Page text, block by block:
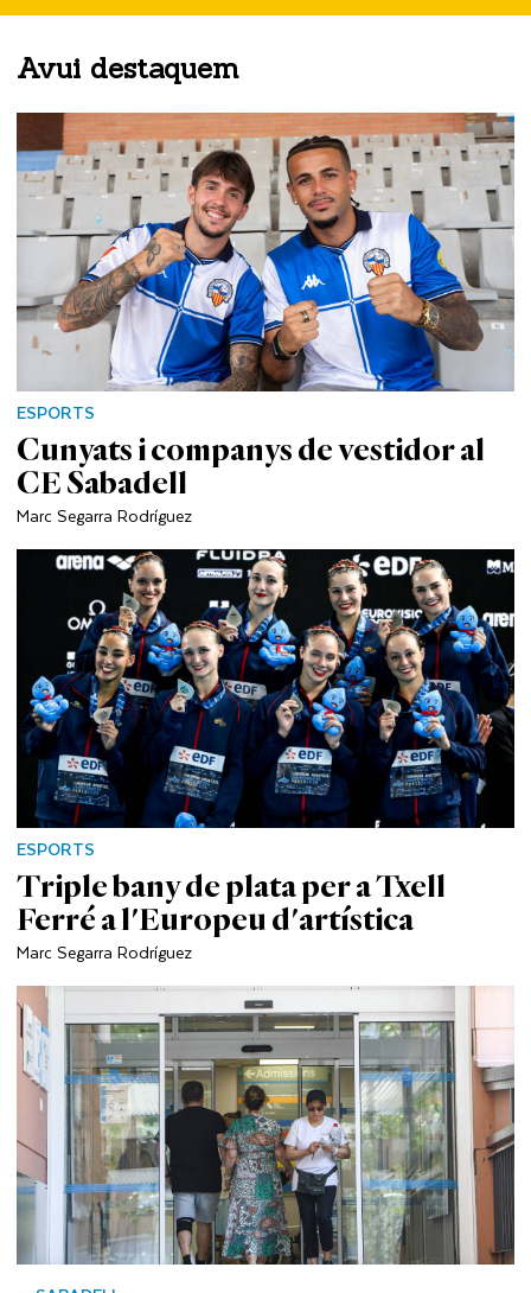
Avui destaquem
ESPORTS
Cunyats i companys de vestidor al
CE Sabadell
Marc Segarra Rodríguez
ESPORTS
Triple bany de plata per a Txell
Ferré a l'Europeu d'artística
Marc Segarra Rodríguez